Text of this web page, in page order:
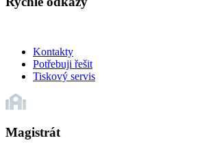
Kontakty
Potřebuji řešit
Tiskový servis
Magistrát